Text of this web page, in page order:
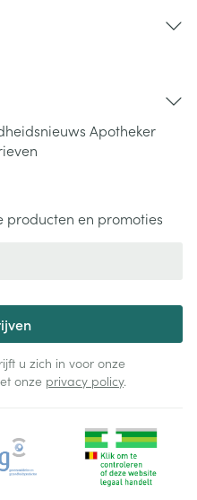
Apotheker
producten en promoties
u zich in voor onze
onze privacy policy.